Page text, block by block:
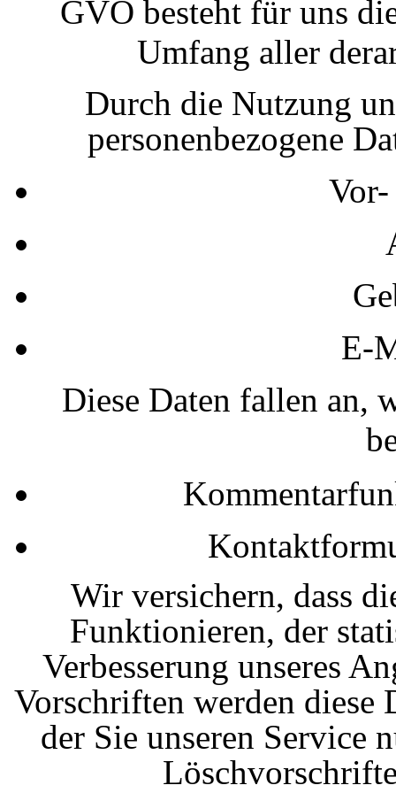
GVO besteht für uns
Umfang aller
Durch die Nutzung
personenbezogene
E-
Diese Daten fallen an,
Wir versichern, dass
Funktionieren, der
Verbesserung unseres
Vorschriften werden diese
der Sie unseren Service